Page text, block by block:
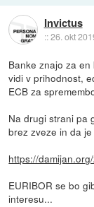
Invictus
::26. okt
Banke znajo za
vidi v prihodnost,
ECB za
Na drugi strani pa
brez zveze in da
https://
EURIBOR se bo
interesu...